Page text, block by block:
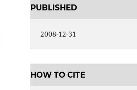
PUBLISHED
2008-12-31
HOW TO CITE